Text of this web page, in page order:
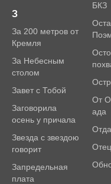
З
За 200 метров от
Кремля
За Небесным
столом
Завет с Тобой
Заговорила
осень у причала
Звезда с звездою
говорит
Запредельная
плата
БКЗ
Остаться верным
Осторожному в
От Олимпа и до
ада